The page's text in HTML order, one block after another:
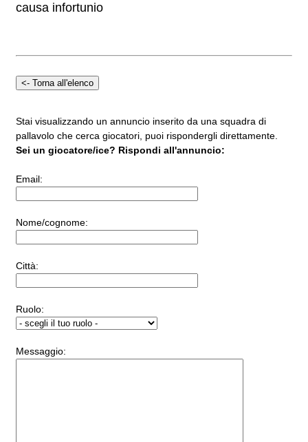
causa infortunio
Stai visualizzando un annuncio inserito da una squadra di
pallavolo che cerca giocatori, puoi rispondergli direttamente.
Sei un giocatore/ice? Rispondi all'annuncio:
Email:
Nome/cognome:
Città:
Ruolo:
Messaggio: